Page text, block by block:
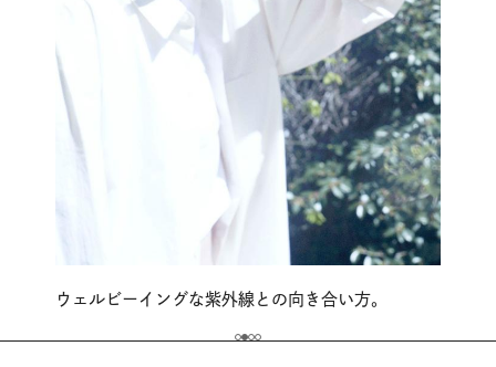
ウェルビーイングな紫外線との向き合い方。